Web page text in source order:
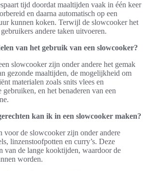
tijd doordat maaltijden vaak in één keer
en daarna automatisch op een
kunnen koken. Terwijl de slowcooker het
andere taken uitvoeren.
van het gebruik van een slowcooker?
slowcooker zijn onder andere het gemak
gezonde maaltijden, de mogelijkheid om
materialen zoals snits vlees en
gebruiken, en het benaderen van een
kan ik in een slowcooker maken?
voor de slowcooker zijn onder andere
linzenstoofpotten en curry’s. Deze
van de lange kooktijden, waardoor de
worden.